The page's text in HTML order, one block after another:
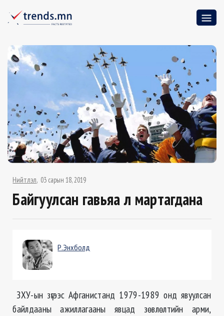
Нийтлэл 03 сарын 18, 2019
Байгуулсан гавьяа үл мартагдана
Р.Энхболд
ЗХУ-ын зүгээс Афганистанд 1979-1989 онд явуулсан
байлдааны ажиллагааны явцад зөвлөлтийн арми,